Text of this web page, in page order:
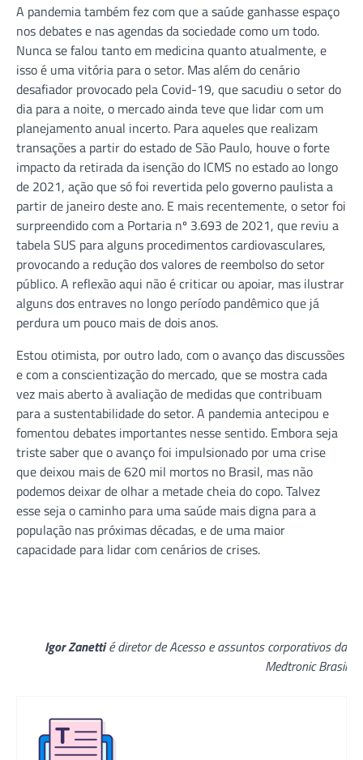
A pandemia também fez com que a saúde ganhasse espaço
nos debates e nas agendas da sociedade como um todo.
Nunca se falou tanto em medicina quanto atualmente, e
isso é uma vitória para o setor. Mas além do cenário
desafiador provocado pela Covid-19, que sacudiu o setor do
dia para a noite, o mercado ainda teve que lidar com um
planejamento anual incerto. Para aqueles que realizam
transações a partir do estado de São Paulo, houve o forte
impacto da retirada da isenção do ICMS no estado ao longo
de 2021, ação que só foi revertida pelo governo paulista a
partir de janeiro deste ano. E mais recentemente, o setor foi
surpreendido com a Portaria nº 3.693 de 2021, que reviu a
tabela SUS para alguns procedimentos cardiovasculares,
provocando a redução dos valores de reembolso do setor
público. A reflexão aqui não é criticar ou apoiar, mas ilustrar
alguns dos entraves no longo período pandêmico que já
perdura um pouco mais de dois anos.
Estou otimista, por outro lado, com o avanço das discussões
e com a conscientização do mercado, que se mostra cada
vez mais aberto à avaliação de medidas que contribuam
para a sustentabilidade do setor. A pandemia antecipou e
fomentou debates importantes nesse sentido. Embora seja
triste saber que o avanço foi impulsionado por uma crise
que deixou mais de 620 mil mortos no Brasil, mas não
podemos deixar de olhar a metade cheia do copo. Talvez
esse seja o caminho para uma saúde mais digna para a
população nas próximas décadas, e de uma maior
capacidade para lidar com cenários de crises.
Igor Zanettié diretor de Acesso e assuntos corporativos da
Medtronic Brasil